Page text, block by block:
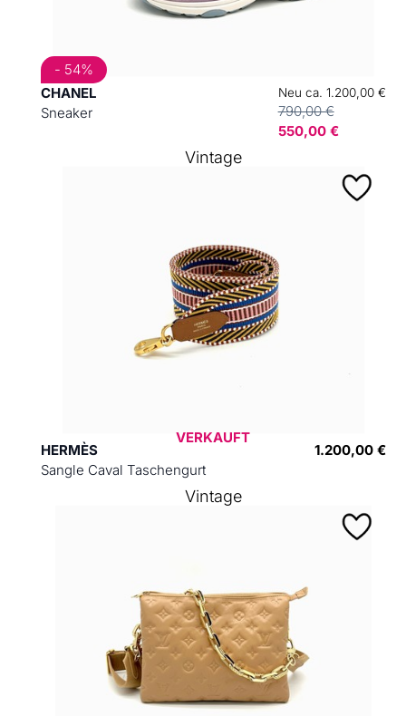
CHANEL
Sneaker
Neu ca. 1.200,00 €
790,00 €
550,00 €
- 54%
HERMÈS
Sangle Caval Taschengurt
1.200,00 €
VERKAUFT
Vintage
Vintage